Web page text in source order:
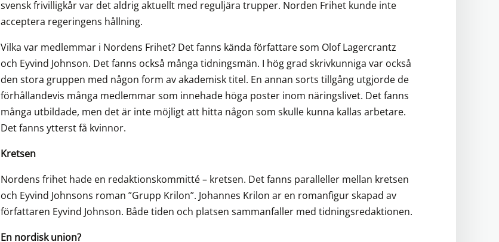
svensk frivilligkår var det aldrig aktuellt med reguljära trupper. Norden Frihet kunde inte
acceptera regeringens hållning.
Vilka var medlemmar i Nordens Frihet? Det fanns kända författare som Olof Lagercrantz
och Eyvind Johnson. Det fanns också många tidningsmän. I hög grad skrivkunniga var också
den stora gruppen med någon form av akademisk titel. En annan sorts tillgång utgjorde de
förhållandevis många medlemmar som innehade höga poster inom näringslivet. Det fanns
många utbildade, men det är inte möjligt att hitta någon som skulle kunna kallas arbetare.
Det fanns ytterst få kvinnor.
Kretsen
Nordens frihet hade en redaktionskommitté – kretsen. Det fanns paralleller mellan kretsen
och Eyvind Johnsons roman ”Grupp Krilon”. Johannes Krilon ar en romanfigur skapad av
författaren Eyvind Johnson. Både tiden och platsen sammanfaller med tidningsredaktionen.
En nordisk union?